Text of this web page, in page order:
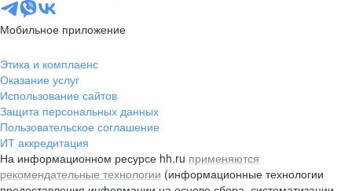
Мобильное приложение
Этика и комплаенс
Оказание услуг
Использование сайтов
Защита персональных данных
Пользовательское соглашение
ИТ аккредитация
На информационном ресурсе hh.ru применяются
рекомендательные технологии (информационные технологии